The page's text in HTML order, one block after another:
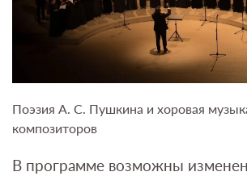
Поэзия А. С. Пушкина и хоровая
композиторов
В программе возможны